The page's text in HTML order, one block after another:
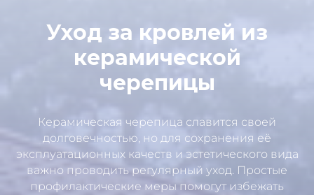
Уход за кровлей из
керамической
черепицы
Керамическая черепица славится своей
долговечностью, но для сохранения её
эксплуатационных качеств и эстетического вида
важно проводить регулярный уход. Простые
профилактические меры помогут избежать